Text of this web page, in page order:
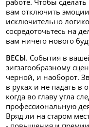
вам отключить
исключительно
сосредоточьтесь на
вам ничего нового
ВЕСЫ. События в
зигзагообразному
черной, и наоборот.
в руках и не падать в
когда во главу угла
профессиональную
Вряд ли на старом